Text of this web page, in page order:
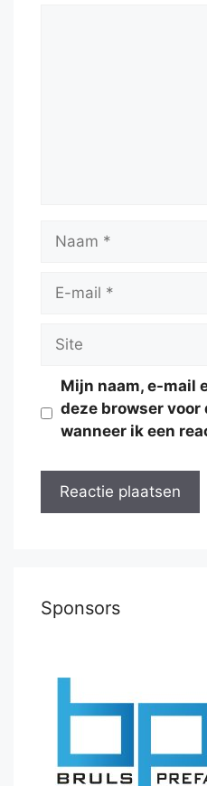
Naam
Site
Mijn naam, e-mail
deze browser voor
wanneer ik een
Sponsors